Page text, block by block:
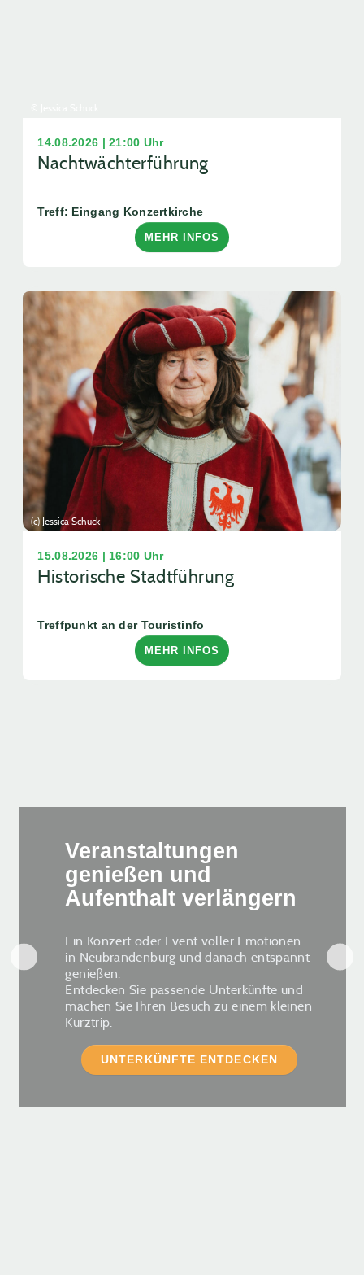
14.08.2026 | 21:00 Uhr
Nachtwächterführung
Treff: Eingang Konzertkirche
MEHR INFOS
(c) Jessica Schuck
15.08.2026 | 16:00 Uhr
Historische Stadtführung
Treffpunkt an der Touristinfo
MEHR INFOS
Veranstaltungen
genießen und
Aufenthalt verlängern
Ein Konzert oder Event voller Emotionen
in Neubrandenburg und danach entspannt
genießen.
Entdecken Sie passende Unterkünfte und
machen Sie Ihren Besuch zu einem kleinen
Kurztrip.
UNTERKÜNFTE ENTDECKEN